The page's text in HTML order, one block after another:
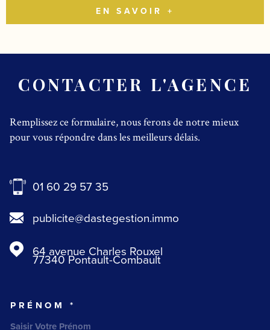
EN SAVOIR +
CONTACTER L'AGENCE
Remplissez ce formulaire, nous ferons de notre mieux
pour vous répondre dans les meilleurs délais.
01 60 29 57 35
publicite@dastegestion.immo
64 avenue Charles Rouxel
77340 Pontault-Combault
TRAD_MELTEM_VOSCOORDONNEES
PRÉNOM *